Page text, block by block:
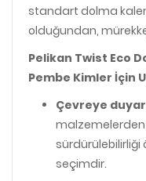
standart dolma
olduğundan,
Pelikan Twist Eco
Pembe Kimler İçin
Çevreye
sürdürülebilirliği
seçimdir.